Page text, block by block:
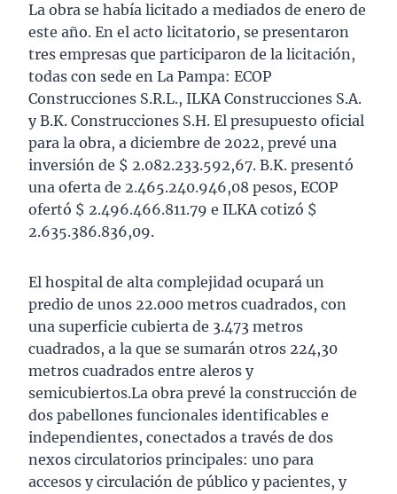
La obra se había licitado a mediados de enero de
este año. En el acto licitatorio, se presentaron
tres empresas que participaron de la licitación,
todas con sede en La Pampa: ECOP
Construcciones S.R.L., ILKA Construcciones S.A.
y B.K. Construcciones S.H. El presupuesto oficial
para la obra, a diciembre de 2022, prevé una
inversión de $ 2.082.233.592,67. B.K. presentó
una oferta de 2.465.240.946,08 pesos, ECOP
ofertó $ 2.496.466.811.79 e ILKA cotizó $
2.635.386.836,09.
El hospital de alta complejidad ocupará un
predio de unos 22.000 metros cuadrados, con
una superficie cubierta de 3.473 metros
cuadrados, a la que se sumarán otros 224,30
metros cuadrados entre aleros y
semicubiertos.La obra prevé la construcción de
dos pabellones funcionales identificables e
independientes, conectados a través de dos
nexos circulatorios principales: uno para
accesos y circulación de público y pacientes, y